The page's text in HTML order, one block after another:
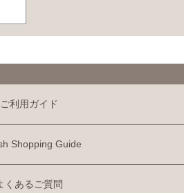
ご利用ガイド
Shopping Guide
くあるご質問